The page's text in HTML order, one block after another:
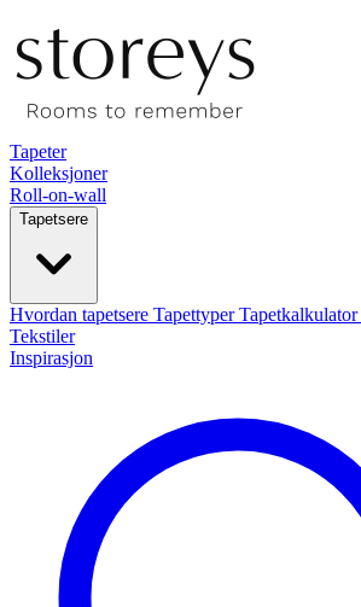
Tapeter
Kolleksjoner
Roll-on-wall
Tapetsere
Hvordan tapetsere TapettyperTapetkalkulator
Tekstiler
Inspirasjon